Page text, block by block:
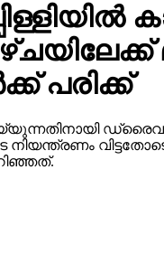
പരിക്ക്
ഡ്രൈവര്‍
നിയന്ത്രണം